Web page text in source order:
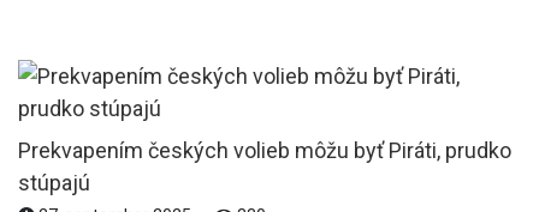
Prekvapením českých volieb môžu byť Piráti, prudko
stúpajú